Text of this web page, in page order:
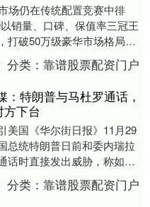
场仍在传统配置竞赛中徘
销量、口碑、保值率三冠王
打破50万级豪华市场格局。
累计交付突破25万辆，稳居
分类：靠谱股票配资门户
：特朗普与马杜罗通话，
方下台
美国《华尔街日报》11月29
总统特朗普日前和委内瑞拉
话时直接发出威胁，称如果
动下台，美国会考虑采取包
....
分类：靠谱股票配资门户